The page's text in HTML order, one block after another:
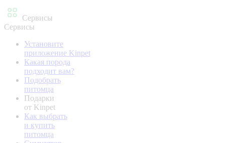
Сервисы
Сервисы
Установите
приложение Kinpet
Какая порода
подходит вам?
Подобрать
питомца
Подарки
от Kinpet
Как выбрать
и купить
питомца